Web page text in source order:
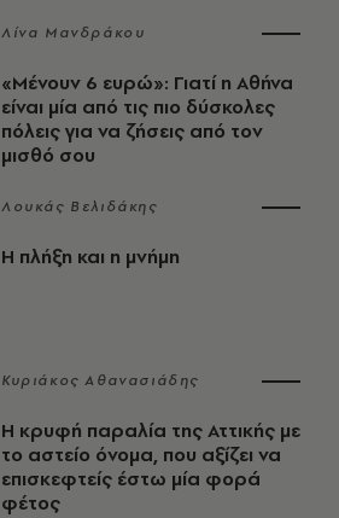
Λίνα Μανδράκου
«Μένουν 6 ευρώ»: Γιατί η Αθήνα
είναι μία από τις πιο δύσκολες
πόλεις για να ζήσεις από τον
μισθό σου
Λουκάς Βελιδάκης
Η πλήξη και η μνήμη
Κυριάκος Αθανασιάδης
Η κρυφή παραλία της Αττικής με
το αστείο όνομα, που αξίζει να
επισκεφτείς έστω μία φορά
φέτος